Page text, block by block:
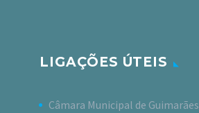
LIGAÇÕES ÚTEIS
Câmara Municipal de Guimarães